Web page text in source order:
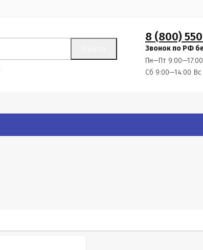
8 (800)
Звонок по РФ
Пн—Пт 9:00—17:00
Сб 9:00—14:00